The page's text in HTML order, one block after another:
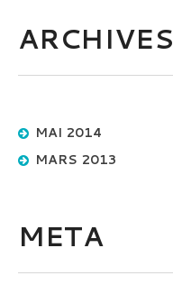
ARCHIVES
MAI 2014
MARS 2013
META